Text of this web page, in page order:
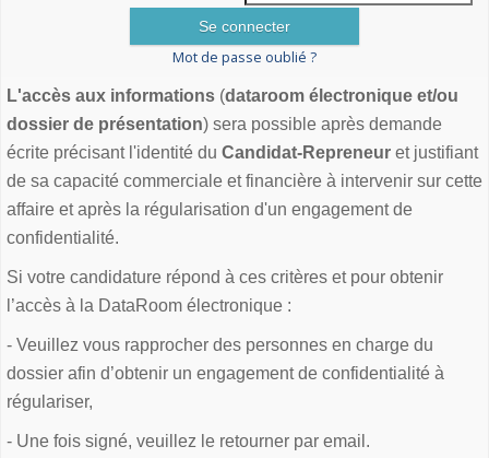
Mot de passe oublié ?
L'accès aux informations (dataroom électronique et/ou
dossier de présentation) sera possible après demande
écrite précisant l'identité du Candidat-Repreneur et justifiant
de sa capacité commerciale et financière à intervenir sur cette
affaire et après la régularisation d'un engagement de
confidentialité.
Si votre candidature répond à ces critères et pour obtenir
l’accès à la DataRoom électronique :
- Veuillez vous rapprocher des personnes en charge du
dossier afin d’obtenir un engagement de confidentialité à
régulariser,
- Une fois signé, veuillez le retourner par email.